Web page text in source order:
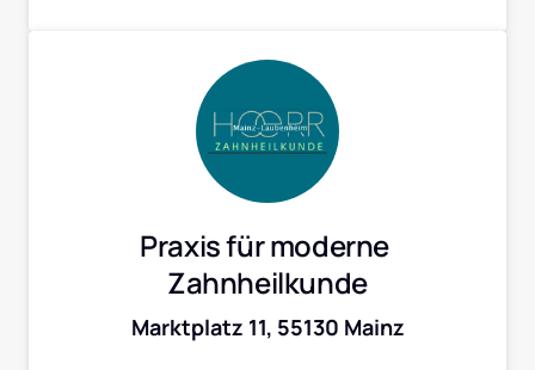
Praxis für moderne
Zahnheilkunde
Marktplatz 11, 55130 Mainz